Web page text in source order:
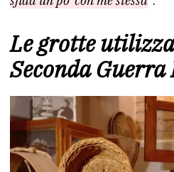
Le grotte
Seconda